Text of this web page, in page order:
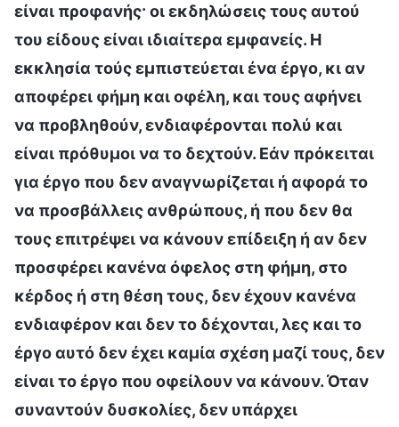
είναι προφανής· οι εκδηλώσεις τους αυτού
του είδους είναι ιδιαίτερα εμφανείς. Η
εκκλησία τούς εμπιστεύεται ένα έργο, κι αν
αποφέρει φήμη και οφέλη, και τους αφήνει
να προβληθούν, ενδιαφέρονται πολύ και
είναι πρόθυμοι να το δεχτούν. Εάν πρόκειται
για έργο που δεν αναγνωρίζεται ή αφορά το
να προσβάλλεις ανθρώπους, ή που δεν θα
τους επιτρέψει να κάνουν επίδειξη ή αν δεν
προσφέρει κανένα όφελος στη φήμη, στο
κέρδος ή στη θέση τους, δεν έχουν κανένα
ενδιαφέρον και δεν το δέχονται, λες και το
έργο αυτό δεν έχει καμία σχέση μαζί τους, δεν
είναι το έργο που οφείλουν να κάνουν. Όταν
συναντούν δυσκολίες, δεν υπάρχει